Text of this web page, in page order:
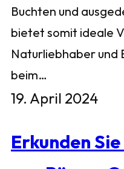
Buchten und
bietet somit ideale
Naturliebhaber und
beim…
19. April 2024
Erkunden